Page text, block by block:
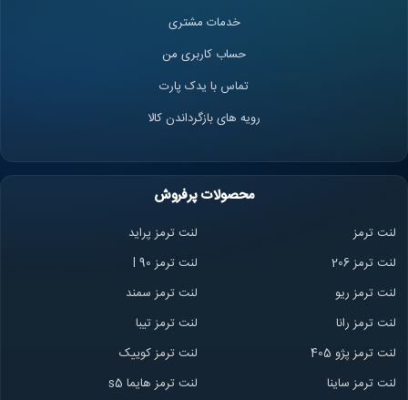
خدمات مشتری
حساب کاربری من
تماس با یدک پارت
رویه های بازگرداندن کالا
محصولات پرفروش
لنت ترمز
لنت ترمز پراید
لنت ترمز 206
لنت ترمز l 90
لنت ترمز ریو
لنت ترمز سمند
لنت ترمز رانا
لنت ترمز تیبا
لنت ترمز پژو 405
لنت ترمز کوییک
لنت ترمز ساینا
لنت ترمز هایما s5